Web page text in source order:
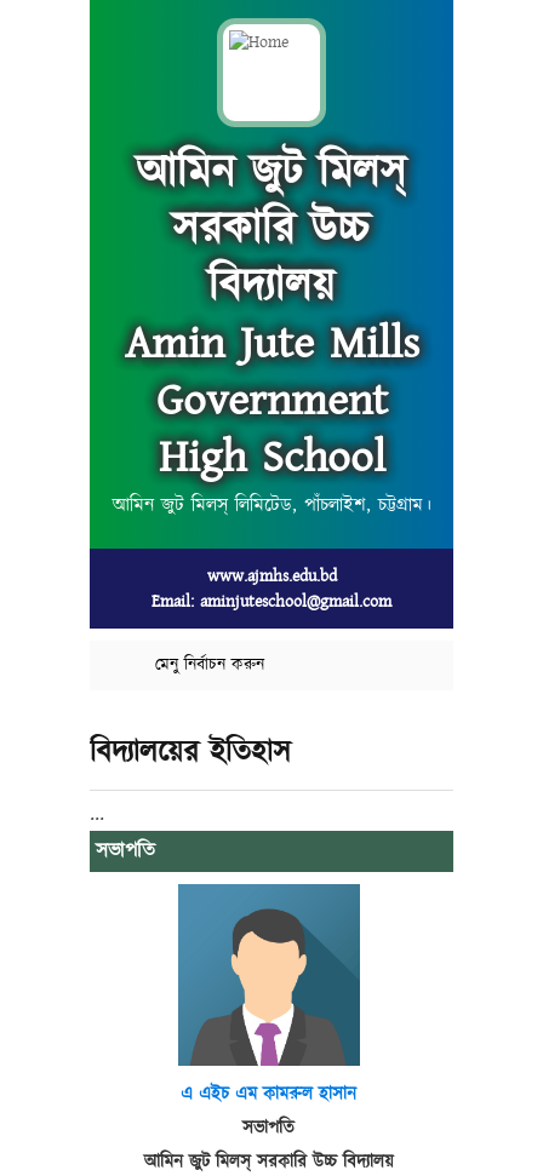
আমিন জুট মিলস্
সরকারি উচ্চ
বিদ্যালয়
Amin Jute Mills
Government
High School
আমিন জুট মিলস্ লিমিটেড, পাঁচলাইশ, চট্টগ্রাম।
www.ajmhs.edu.bd
Email: aminjuteschool@gmail.com
মেনু নির্বাচন করুন
বিদ্যালয়ের ইতিহাস
...
সভাপতি
এ এইচ এম কামরুল হাসান
সভাপতি
আমিন জুট মিলস্ সরকারি উচ্চ বিদ্যালয়